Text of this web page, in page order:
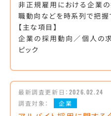
非正規雇用における企業
職動向などを時系列で把握
【主な項目】
企業の採用動向／個人の
ピック
最新調査更新日： 2026.02.24
調査対象：
企業